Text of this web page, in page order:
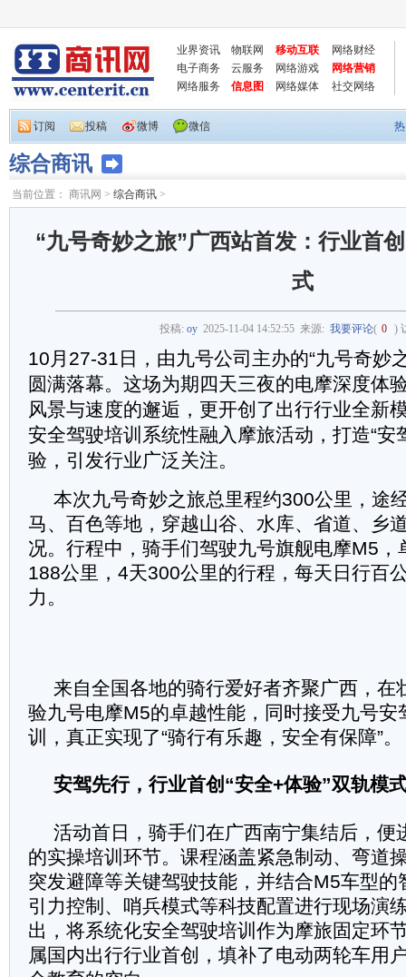
业界资讯 物联网 移动互联
网络财经
电子商务
云服务 网络游戏
网络营销
网络服务
信息图 网络媒体 社交网络
订阅 投稿 微博 微信
综合商讯
当前位置： 商讯网 > 综合商讯 >
“九号奇妙之旅”广西站首发：行业首
式
投稿: oy 2025-11-04 14:52:55来源: 我要评论( 0 )
10月27-31日，由九号公司主办的“九号奇妙
圆满落幕。这场为期四天三夜的电摩深度体
风景与速度的邂逅，更开创了出行行业全
安全驾驶培训系统性融入摩旅活动，打造“安
验，引发行业广泛关注。
本次九号奇妙之旅总里程约300公里，途
马、百色等地，穿越山谷、水库、省道、乡
况。行程中，骑手们驾驶九号旗舰电摩M5，
188公里，4天300公里的行程，每天日行百
力。
来自全国各地的骑行爱好者齐聚广西，在
验九号电摩M5的卓越性能，同时接受九号安
训，真正实现了“骑行有乐趣，安全有保障”。
安驾先行，行业首创“安全+体验”双轨模
活动首日，骑手们在广西南宁集结后，便
的实操培训环节。课程涵盖紧急制动、弯道
突发避障等关键驾驶技能，并结合M5车型的
引力控制、哨兵模式等科技配置进行现场演
出，将系统化安全驾驶培训作为摩旅固定环
属国内出行行业首创，填补了电动两轮车用